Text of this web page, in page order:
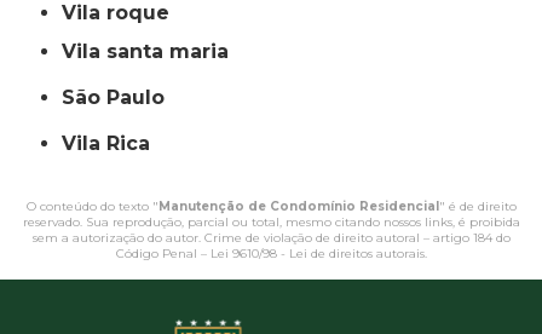
vila roque
vila santa maria
São Paulo
Vila Rica
O conteúdo do texto " Manutenção de Condomínio Residencial " é de direito
reservado. Sua reprodução, parcial ou total, mesmo citando nossos links, é proibida
sem a autorização do autor. Crime de violação de direito autoral – artigo 184 do
Código Penal – Lei 9610/98 - Lei de direitos autorais.